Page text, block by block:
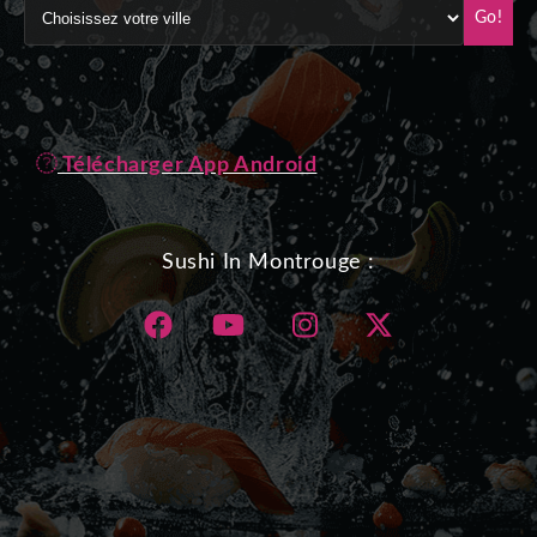
Go!
Télécharger App Android
Sushi In Montrouge :